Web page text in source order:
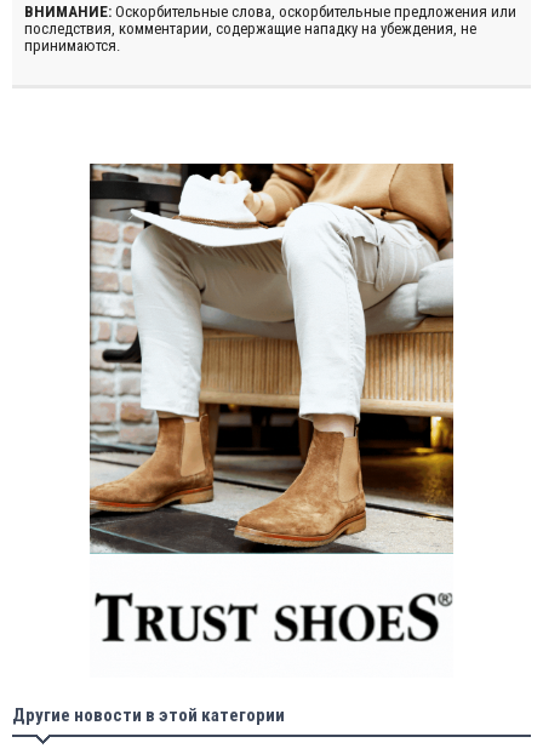
ВНИМАНИЕ: Оскорбительные слова, оскорбительные предложения или
последствия, комментарии, содержащие нападку на убеждения, не
принимаются.
Другие новости в этой категории